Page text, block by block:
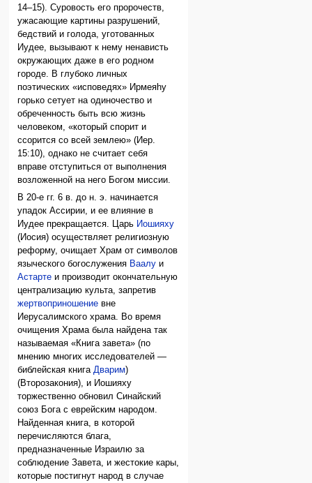
14–15). Суровость его пророчеств,
ужасающие картины разрушений,
бедствий и голода, уготованных
Иудее, вызывают к нему ненависть
окружающих даже в его родном
городе. В глубоко личных
поэтических «исповедях» Ирмеяhу
горько сетует на одиночество и
обреченность быть всю жизнь
человеком, «который спорит и
ссорится со всей землею» (Иер.
15:10), однако не считает себя
вправе отступиться от выполнения
возложенной на него Богом миссии.
В 20-е гг. 6 в. до н. э. начинается
упадок Ассирии, и ее влияние в
Иудее прекращается. Царь Иошияху
(Иосия) осуществляет религиозную
реформу, очищает Храм от символов
языческого богослужения Ваалу и
Астарте и производит окончательную
централизацию культа, запретив
жертвоприношение вне
Иерусалимского храма. Во время
очищения Храма была найдена так
называемая «Книга завета» (по
мнению многих исследователей —
библейская книгаДварим)
(Второзакония), и Иошияху
торжественно обновил Синайский
союз Бога с еврейским народом.
Найденная книга, в которой
перечисляются блага,
предназначенные Израилю за
соблюдение Завета, и жестокие кары,
которые постигнут народ в случае